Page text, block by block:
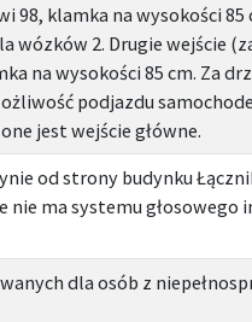
98, klamka na wysokości
wózków 2. Drugie wejście
na wysokości 85 cm. Za
podjazdu
jest wejście główne.
od strony budynku
nie ma systemu
dla osób z